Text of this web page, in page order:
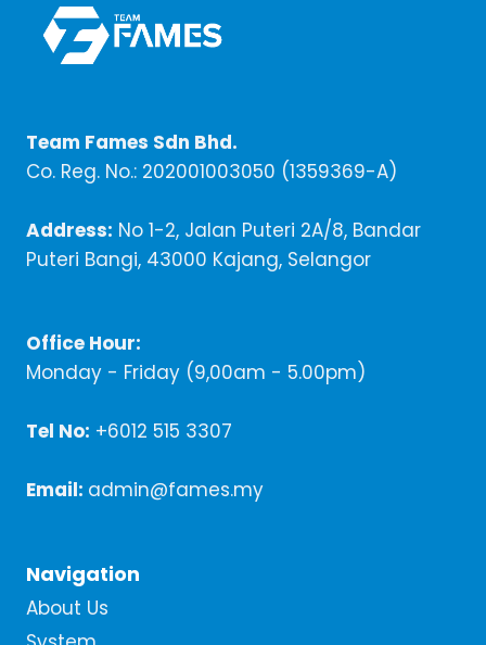
Team Fames Sdn Bhd.
Co. Reg. No.: 202001003050 (1359369-A)
Address: No 1-2, Jalan Puteri 2A/8, Bandar
Puteri Bangi, 43000 Kajang, Selangor
Office Hour:
Monday - Friday (9,00am - 5.00pm)
Tel No: +6012 515 3307
Email: admin@fames.my
Navigation
About Us